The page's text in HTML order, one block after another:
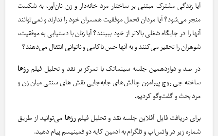
آیا زندگی مشترک مبتنی بر ساختار مرد خانه‌دار و زن نان‌آور، به شکست
منجر می‌شود؟ آیا مردان تحمل موفقیت همسران خود را ندارند و نمی‌توانند
آنها را در جایگاه شغلی بالاتر از خود ببینند؟ آیا زنان با دستیابی به موفقیت،
شوهران را تحقیر می‌کنند و به آنها حس ناکامی و ناتوانی انتقال می‌دهند؟
در صد و دوازدهمین جلسه سینماتک با تمرکز بر نقد و تحلیل فیلم رزها
ساخته جی روچ پیرامون چالش‌های جابه‌جایی نقش های سنتی میان زن و
مرد بحث و گفت‌وگو کردیم.
برای دریافت فایل آفلاین جلسه نقد و تحلیل فیلم رزها می‌توانید از طریق
شماره زیر در واتس‌اپ و تلگرام به ادمین کایه دو فمینیسم پیام دهید.